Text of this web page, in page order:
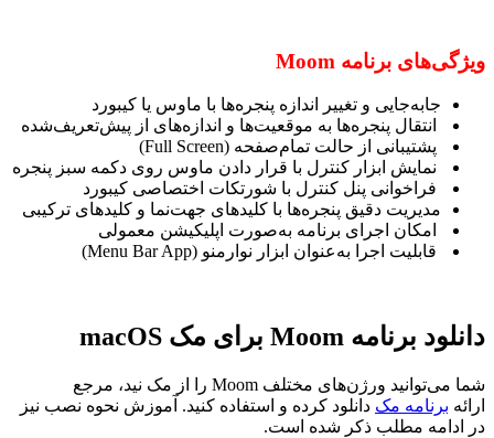
ویژگی‌های برنامه Moom
جابه‌جایی و تغییر اندازه پنجره‌ها با ماوس یا کیبورد
انتقال پنجره‌ها به موقعیت‌ها و اندازه‌های از پیش‌تعریف‌شده
پشتیبانی از حالت تمام‌صفحه (Full Screen)
نمایش ابزار کنترل با قرار دادن ماوس روی دکمه سبز پنجره
فراخوانی پنل کنترل با شورتکات اختصاصی کیبورد
مدیریت دقیق پنجره‌ها با کلیدهای جهت‌نما و کلیدهای ترکیبی
امکان اجرای برنامه به‌صورت اپلیکیشن معمولی
قابلیت اجرا به‌عنوان ابزار نوارمنو (Menu Bar App)
دانلود برنامه Moom برای مک macOS
شما می‌توانید ورژن‌های مختلف Moom را از مک نید، مرجع
ارائه برنامه مک دانلود کرده و استفاده کنید. آموزش نحوه نصب نیز
در ادامه مطلب ذکر شده است.